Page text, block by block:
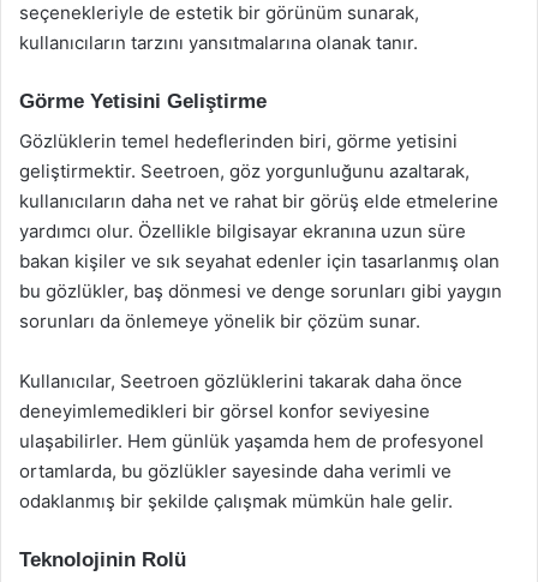
seçenekleriyle de estetik bir görünüm sunarak,
kullanıcıların tarzını yansıtmalarına olanak tanır.
Görme Yetisini Geliştirme
Gözlüklerin temel hedeflerinden biri, görme yetisini
geliştirmektir. Seetroen, göz yorgunluğunu azaltarak,
kullanıcıların daha net ve rahat bir görüş elde etmelerine
yardımcı olur. Özellikle bilgisayar ekranına uzun süre
bakan kişiler ve sık seyahat edenler için tasarlanmış olan
bu gözlükler, baş dönmesi ve denge sorunları gibi yaygın
sorunları da önlemeye yönelik bir çözüm sunar.
Kullanıcılar, Seetroen gözlüklerini takarak daha önce
deneyimlemedikleri bir görsel konfor seviyesine
ulaşabilirler. Hem günlük yaşamda hem de profesyonel
ortamlarda, bu gözlükler sayesinde daha verimli ve
odaklanmış bir şekilde çalışmak mümkün hale gelir.
Teknolojinin Rolü